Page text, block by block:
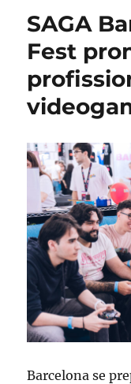
SAGA
Fest
Barcelona se